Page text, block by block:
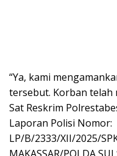
“Ya, kami
tersebut. Korban telah
Sat Reskrim
Laporan Polisi Nomor:
LP/B/2333/XII/2025/